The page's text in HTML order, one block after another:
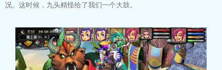
况。这时候，九头精怪给了我们一个大鼓。